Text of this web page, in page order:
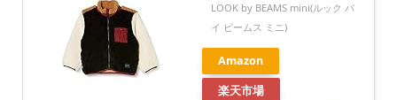
LOOK by BEAMS mini(ルック バ
イ ビームス ミニ)
Amazon
楽天市場